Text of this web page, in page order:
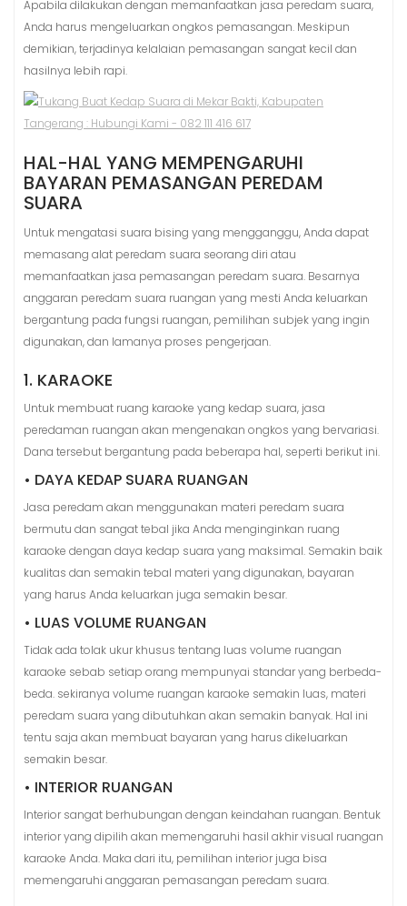
Apabila dilakukan dengan memanfaatkan jasa peredam suara,
Anda harus mengeluarkan ongkos pemasangan. Meskipun
demikian, terjadinya kelalaian pemasangan sangat kecil dan
hasilnya lebih rapi.
HAL-HAL YANG MEMPENGARUHI
BAYARAN PEMASANGAN PEREDAM
SUARA
Untuk mengatasi suara bising yang mengganggu, Anda dapat
memasang alat peredam suara seorang diri atau
memanfaatkan jasa pemasangan peredam suara. Besarnya
anggaran peredam suara ruangan yang mesti Anda keluarkan
bergantung pada fungsi ruangan, pemilihan subjek yang ingin
digunakan, dan lamanya proses pengerjaan.
1. KARAOKE
Untuk membuat ruang karaoke yang kedap suara, jasa
peredaman ruangan akan mengenakan ongkos yang bervariasi.
Dana tersebut bergantung pada beberapa hal, seperti berikut ini.
• DAYA KEDAP SUARA RUANGAN
Jasa peredam akan menggunakan materi peredam suara
bermutu dan sangat tebal jika Anda menginginkan ruang
karaoke dengan daya kedap suara yang maksimal. Semakin baik
kualitas dan semakin tebal materi yang digunakan, bayaran
yang harus Anda keluarkan juga semakin besar.
• LUAS VOLUME RUANGAN
Tidak ada tolak ukur khusus tentang luas volume ruangan
karaoke sebab setiap orang mempunyai standar yang berbeda-
beda. sekiranya volume ruangan karaoke semakin luas, materi
peredam suara yang dibutuhkan akan semakin banyak. Hal ini
tentu saja akan membuat bayaran yang harus dikeluarkan
semakin besar.
• INTERIOR RUANGAN
Interior sangat berhubungan dengan keindahan ruangan. Bentuk
interior yang dipilih akan memengaruhi hasil akhir visual ruangan
karaoke Anda. Maka dari itu, pemilihan interior juga bisa
memengaruhi anggaran pemasangan peredam suara.